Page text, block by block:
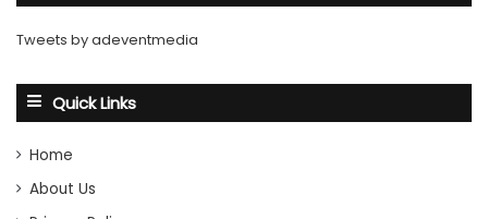
Tweets by adeventmedia
Quick Links
Home
About Us